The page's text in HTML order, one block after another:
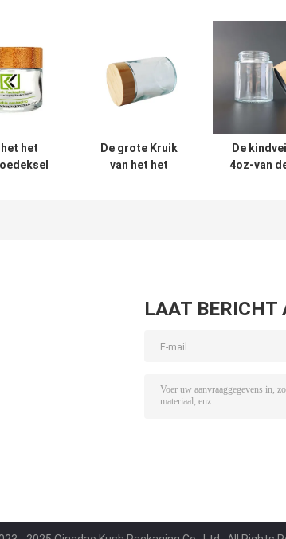
het
De grote Kruik
van het het
De
4oz-van
LAAT BERICHT